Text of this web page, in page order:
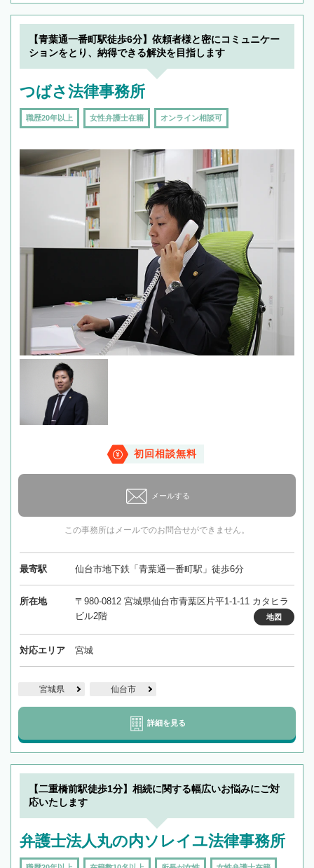
【青葉通一番町駅徒歩6分】依頼者様と密にコミュニケー
ションをとり、納得できる解決を目指します
つばさ法律事務所
職歴20年以上 女性弁護士在籍 オンライン相談可
初回相談無料
メールする
この事務所はメールでのお問合せができません。
最寄駅 仙台市地下鉄「青葉通一番町駅」徒歩6分
所在地
〒980-0812 宮城県仙台市青葉区片平1-1-11 カタヒラ
ビル2階
地図
対応エリア 宮城
宮城県 仙台市
詳細を見る
【二重橋前駅徒歩1分】相続に関する幅広いお悩みにご対
応いたします
弁護士法人丸の内ソレイユ法律事務所